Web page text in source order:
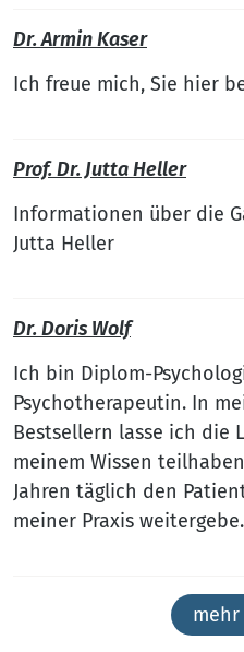
Dr. Armin Kaser
Ich freue mich, Sie hier
Prof. Dr. Jutta Heller
Informationen über die
Jutta Heller
Dr. Doris Wolf
Ich bin Diplom-
Psychotherapeutin. In
Bestsellern lasse ich die
meinem Wissen
Jahren täglich den
meiner Praxis weitergebe.